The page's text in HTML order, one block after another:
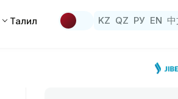
Таҳлил KZ QZ РУ EN